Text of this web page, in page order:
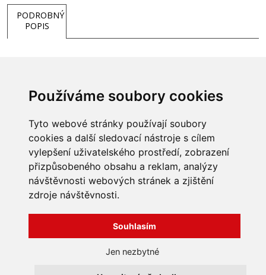
Používáme soubory cookies
Tyto webové stránky používají soubory
cookies a další sledovací nástroje s cílem
vylepšení uživatelského prostředí, zobrazení
přizpůsobeného obsahu a reklam, analýzy
návštěvnosti webových stránek a zjištění
zdroje návštěvnosti.
Souhlasím
Jen nezbytné
PODROBNÝ
POPIS
Komín 180mm / kouřovod 120mm
INFORMACE
Obchodní podmínky
Zpracování a ochrana
osobních údajů
O nás
Všechna práva vyhrazena